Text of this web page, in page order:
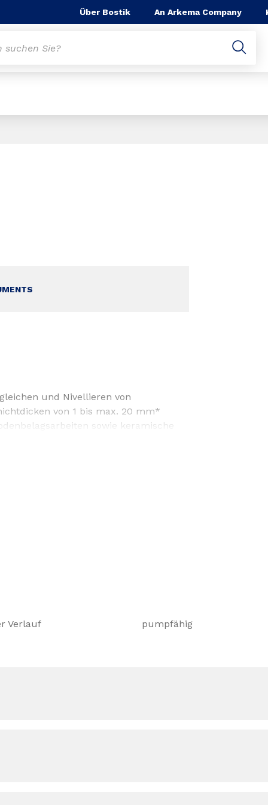
Über Bostik An Arkema Company
und Nivellieren von
von 1 bis max. 20 mm*
sowie keramische
und
auf Calciumsulfatbasis
zu halten.
Verlauf pumpfähig